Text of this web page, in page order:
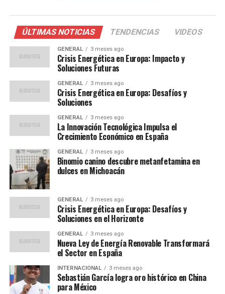
fundamentales para este crecimiento. Investigadores de
todo el mundo están desarrollando nuevas formas de
mejorar la eficiencia de los paneles solares, incluyendo
el uso de materiales como el perovskita. Este material ha
demostrado ser más eficiente que el silicio tradicional y
podría revolucionar la industria.
El Dr. Javier Martínez, experto en energías renovables
de la Universidad Politécnica de Cataluña, comenta:
“La innovación en
materiales como la
perovskita tiene el
potencial de cambiar las
reglas del juego en la
producción de energía
solar. Estamos viendo
eficiencias que hace una
década eran impensables.”
ÚLTIMAS NOTICIAS TENDENCIAS VIDEOS
GENERAL 3 meses ago
Crisis Energética en Europa: Impacto y
Soluciones Futuras
GENERAL 3 meses ago
Crisis Energética en Europa: Desafíos y
Soluciones
GENERAL 3 meses ago
La Innovación Tecnológica Impulsa el
Crecimiento Económico en España
GENERAL 3 meses ago
Binomio canino descubre metanfetamina en
dulces en Michoacán
GENERAL 3 meses ago
Crisis Energética en Europa: Desafíos y
Soluciones en el Horizonte
GENERAL 3 meses ago
Nueva Ley de Energía Renovable Transformará
el Sector en España
INTERNACIONAL 3 meses ago
Sebastián García logra oro histórico en China
para México